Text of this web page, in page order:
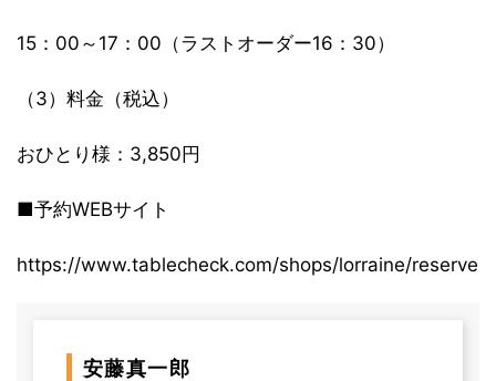
15：00～17：00（ラストオーダー16：30）
（3）料金（税込）
おひとり様：3,850円
■予約WEBサイト
https://www.tablecheck.com/shops/lorraine/reserve
安藤真一郎